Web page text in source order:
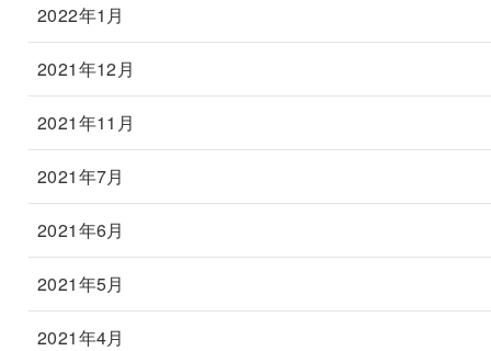
2022年1月
2021年12月
2021年11月
2021年7月
2021年6月
2021年5月
2021年4月